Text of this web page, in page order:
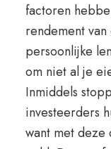
factoren
rendement
persoonlijke
om niet al je
Inmiddels
investeerders
want met deze